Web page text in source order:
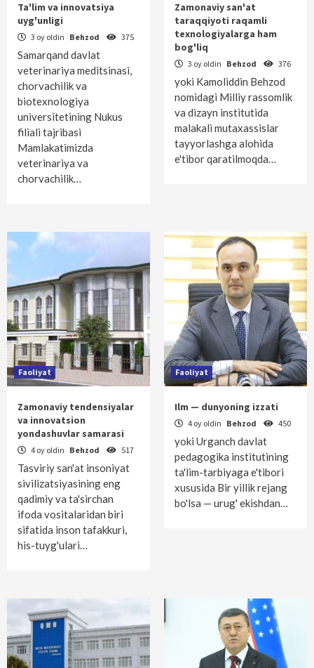
Ta'lim va innovatsiya
uyg'unligi
3 oy oldin Behzod 375
Samarqand davlat
veterinariya meditsinasi,
chorvachilik va
biotexnologiya
universitetining Nukus
filiali tajribasi
Mamlakatimizda
veterinariya va
chorvachilik…
Zamonaviy san'at
taraqqiyoti raqamli
texnologiyalarga ham
bog'liq
3 oy oldin Behzod 376
yoki Kamoliddin Behzod
nomidagi Milliy rassomlik
va dizayn institutida
malakali mutaxassislar
tayyorlashga alohida
e'tibor qaratilmoqda…
Faoliyat
Zamonaviy tendensiyalar
va innovatsion
yondashuvlar samarasi
4 oy oldin Behzod 517
Tasviriy san'at insoniyat
sivilizatsiyasining eng
qadimiy va ta'sirchan
ifoda vositalaridan biri
sifatida inson tafakkuri,
his-tuyg'ulari…
Faoliyat
Ilm — dunyoning izzati
4 oy oldin Behzod 450
yoki Urganch davlat
pedagogika institutining
ta'lim-tarbiyaga e'tibori
xususida Bir yillik rejang
bo'lsa — urug' ekishdan…